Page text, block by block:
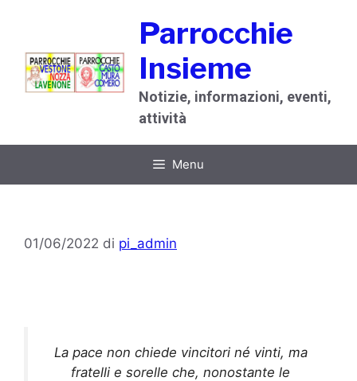
contenuto
Parrocchie
Insieme
Notizie, informazioni, eventi,
attività
Menu
01/06/2022 di pi_admin
La pace non chiede vincitori né vinti, ma
fratelli e sorelle che, nonostante le